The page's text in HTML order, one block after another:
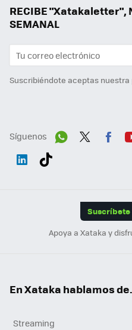
RECIBE "Xatakaletter",
SEMANAL
Suscribiéndote aceptas nuestra
Síguenos
Suscríbete
Apoya a Xataka y
En Xataka hablamos
Streaming